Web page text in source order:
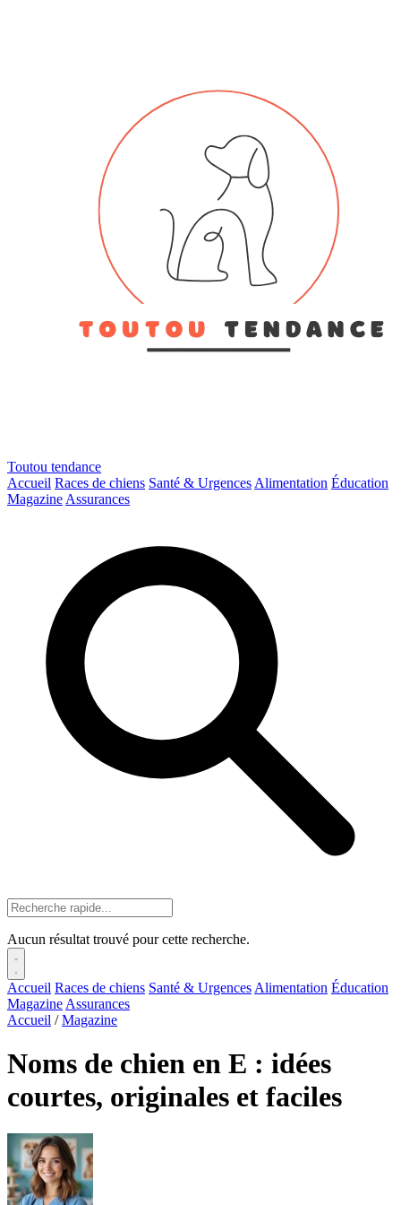
Toutou tendance
Accueil Races de chiens Santé & Urgences Alimentation Éducation
Magazine Assurances
Aucun résultat trouvé pour cette recherche.
Accueil Races de chiens Santé & Urgences Alimentation Éducation
Magazine Assurances
Accueil / Magazine
Noms de chien en E : idées
courtes, originales et faciles